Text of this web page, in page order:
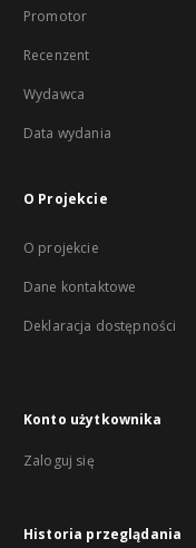
Promotor
Recenzent
Wydawca
Data wydania
O Projekcie
O projekcie
Dane kontaktowe
Deklaracja dostępności
Konto użytkownika
Zaloguj się
Historia przeglądania